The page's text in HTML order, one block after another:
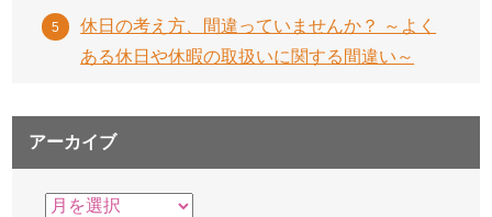
休日の考え方、間違っていませんか？ ～よく
ある休日や休暇の取扱いに関する間違い～
アーカイブ